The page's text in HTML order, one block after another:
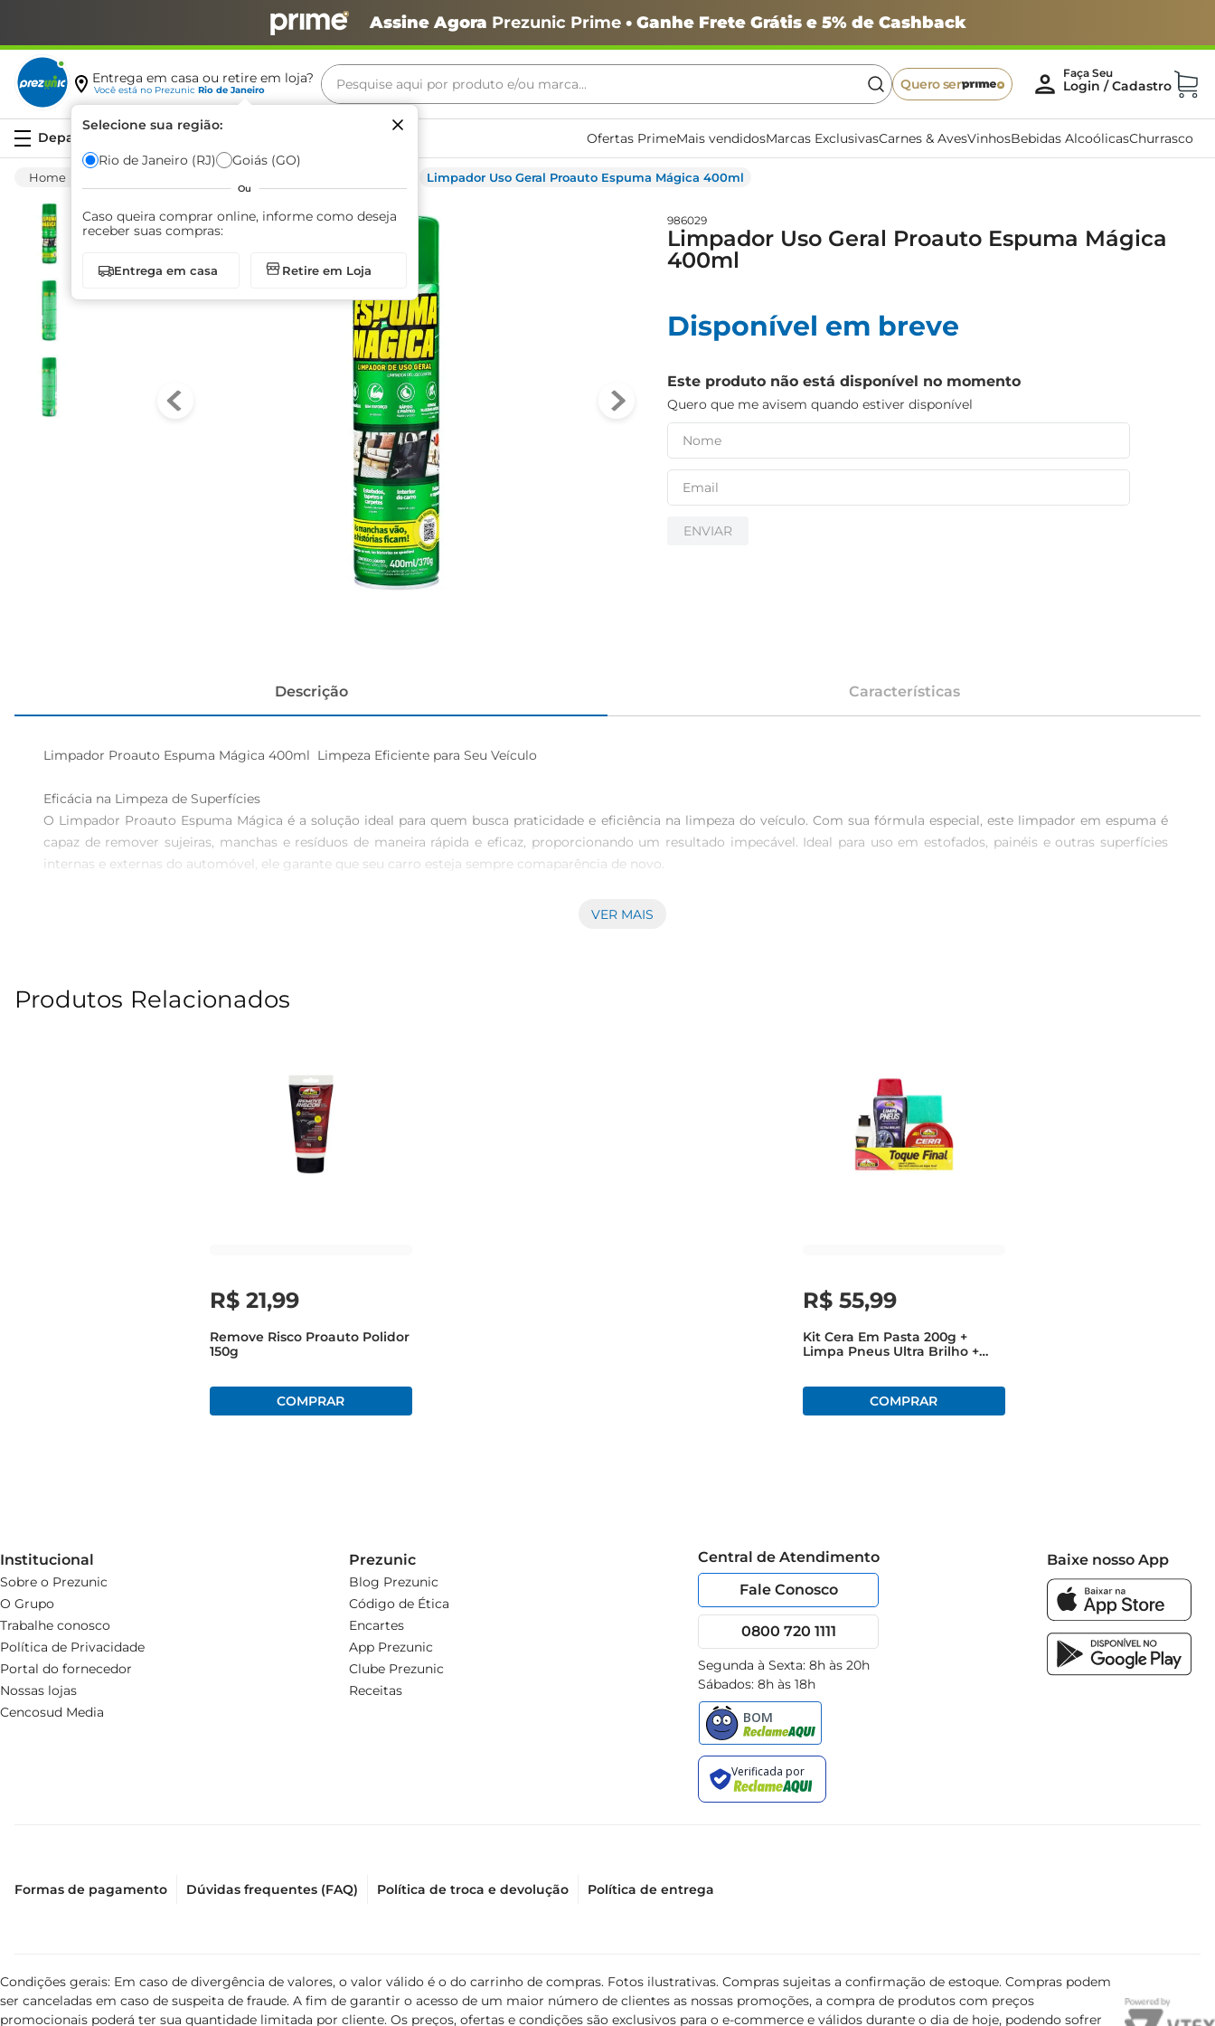
Assine Agora Prezunic Prime• Ganhe Frete Grátis e 5% de Cashback
Entrega em casa ou retire em loja?
Você está no Prezunic Rio de Janeiro
Selecione sua região:
Rio de Janeiro (RJ) Goiás (GO)
Ou
Caso queira comprar online, informe como deseja
receber suas compras:
Entrega em casa Retire em Loja
Pesquise aqui por produto e/ou marca...
Quero ser
Ofertas PrimeMais vendidosMarcas ExclusivasCarnes & AvesVinhosBebidas AlcoólicasChurrasco
Limpador Uso Geral Proauto Espuma Mágica 400ml
986029
Limpador Uso Geral Proauto Espuma Mágica
400ml
Disponível em breve
Este produto não está disponível no momento
Quero que me avisem quando estiver disponível
ENVIAR
Descrição Características
Limpador Proauto Espuma Mágica 400ml  Limpeza Eficiente para Seu Veículo
Eficácia na Limpeza de Superfícies
O Limpador Proauto Espuma Mágica é a solução ideal para quem busca praticidade e eficiência na limpeza do veículo. Com sua fórmula especial, este limpador em espuma é
capaz de remover sujeiras, manchas e resíduos de maneira rápida e eficaz, proporcionando um resultado impecável. Ideal para uso em estofados, painéis e outras superfícies
internas e externas do automóvel, ele garante que seu carro esteja sempre comaparência de novo.
carro, garantindo um cuidado especial sem riscos.
O Limpador Proauto Espuma Mágica vem em uma embalagem de 400ml, ideal para uso doméstico e profissional. Seu design prático facilita o manuseio e o armazenamento.
Com um rendimento que permite várias aplicações, é um produto que combina qualidade e economia, sendo uma excelente adição ao kit de cuidados do seu veículo.
VER MAIS
Produtos Relacionados
R$ 21,99
Remove Risco Proauto Polidor
150g
R$ 55,99
Kit Cera Em Pasta 200g +
Limpa Pneus Ultra Brilho +
Institucional
Sobre o Prezunic
O Grupo
Trabalhe conosco
Política de Privacidade
Portal do fornecedor
Nossas lojas
Cencosud Media
Prezunic
Blog Prezunic
Código de Ética
Encartes
App Prezunic
Clube Prezunic
Receitas
Central de Atendimento
Fale Conosco
0800 720 1111
Segunda à Sexta: 8h às 20h
Sábados: 8h às 18h
Baixe nosso App
Formas de pagamento Dúvidas frequentes (FAQ) Política de troca e devolução Política de entrega
Condições gerais: Em caso de divergência de valores, o valor válido é o do carrinho de compras. Fotos ilustrativas. Compras sujeitas a confirmação de estoque. Compras podem
ser canceladas em caso de suspeita de fraude. A fim de garantir o acesso de um maior número de clientes as nossas promoções, a compra de produtos com preços
promocionais poderá ter sua quantidade limitada por cliente. Os preços, ofertas e condições são exclusivos para o e-commerce e válidos durante o dia de hoje, podendo sofrer
Termos mais buscados
café
arroz
azeite
biscoito
cerveja
iogurte
papel higiênico